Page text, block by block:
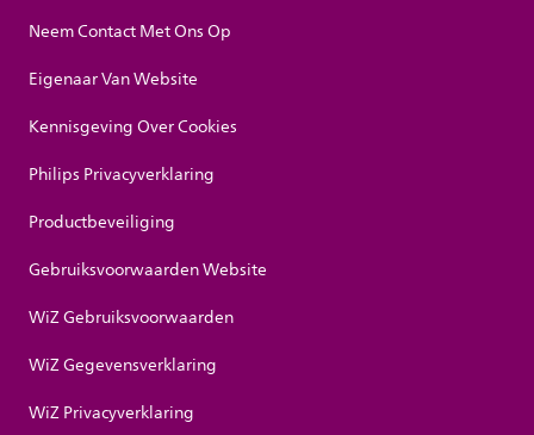
Neem Contact Met Ons Op
Eigenaar Van Website
Kennisgeving Over Cookies
Philips Privacyverklaring
Productbeveiliging
Gebruiksvoorwaarden Website
WiZ Gebruiksvoorwaarden
WiZ Gegevensverklaring
WiZ Privacyverklaring